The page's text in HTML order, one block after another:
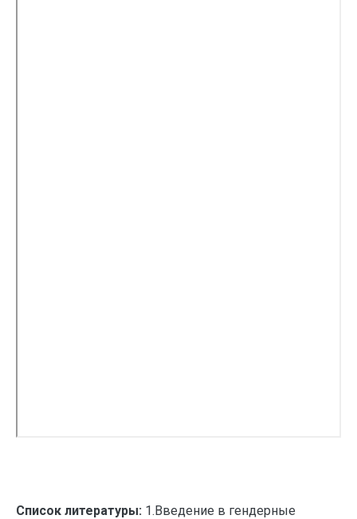
Список литературы: 1.Введение в гендерные